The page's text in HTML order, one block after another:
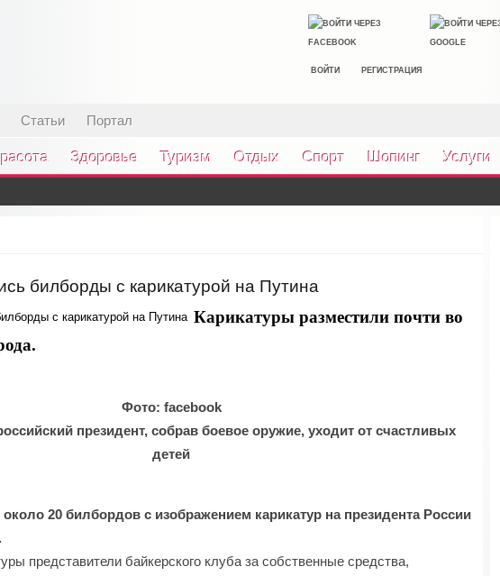
ВОЙТИ РЕГИСТРАЦИЯ
Статьи Портал
Здоровье Туризм Отдых Спорт Шопинг Услуги
билборды с карикатурой на Путина
Карикатуры разместили почти во
Фото: facebook
президент, собрав боевое оружие, уходит от счастливых
детей
20 билбордов с изображением карикатур на президента России
представители байкерского клуба за собственные средства,